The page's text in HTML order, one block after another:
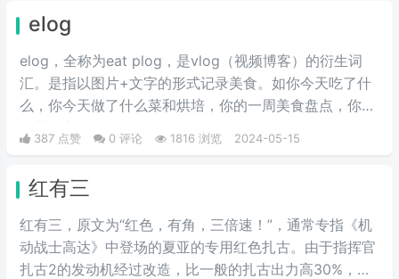
elog
elog，全称为eat plog，是vlog（视频博客）的衍生词
汇。是指以图片+文字的形式记录美食。如你今天吃了什
么，你今天做了什么菜和烘培，你的一周美食盘点，你的
奶茶盘点，都值得记录。
387 点赞 0 评论 1816 浏览 2024-05-15
红有三
红有三，原文为“红色，有角，三倍速！”，通常专指《机
动战士高达》中登场的夏亚的专用红色扎古。由于指挥官
扎古2的发动机经过改造，比一般的扎古出力高30%，在